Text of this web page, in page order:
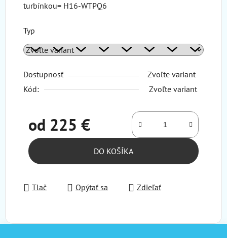
turbínkou= H16-WTPQ6
Typ
Dostupnosť
Zvoľte variant
Kód:
Zvoľte variant
od 225 €
Jednotková cena:
DO KOŠÍKA
Tlač Opýtať sa Zdieľať